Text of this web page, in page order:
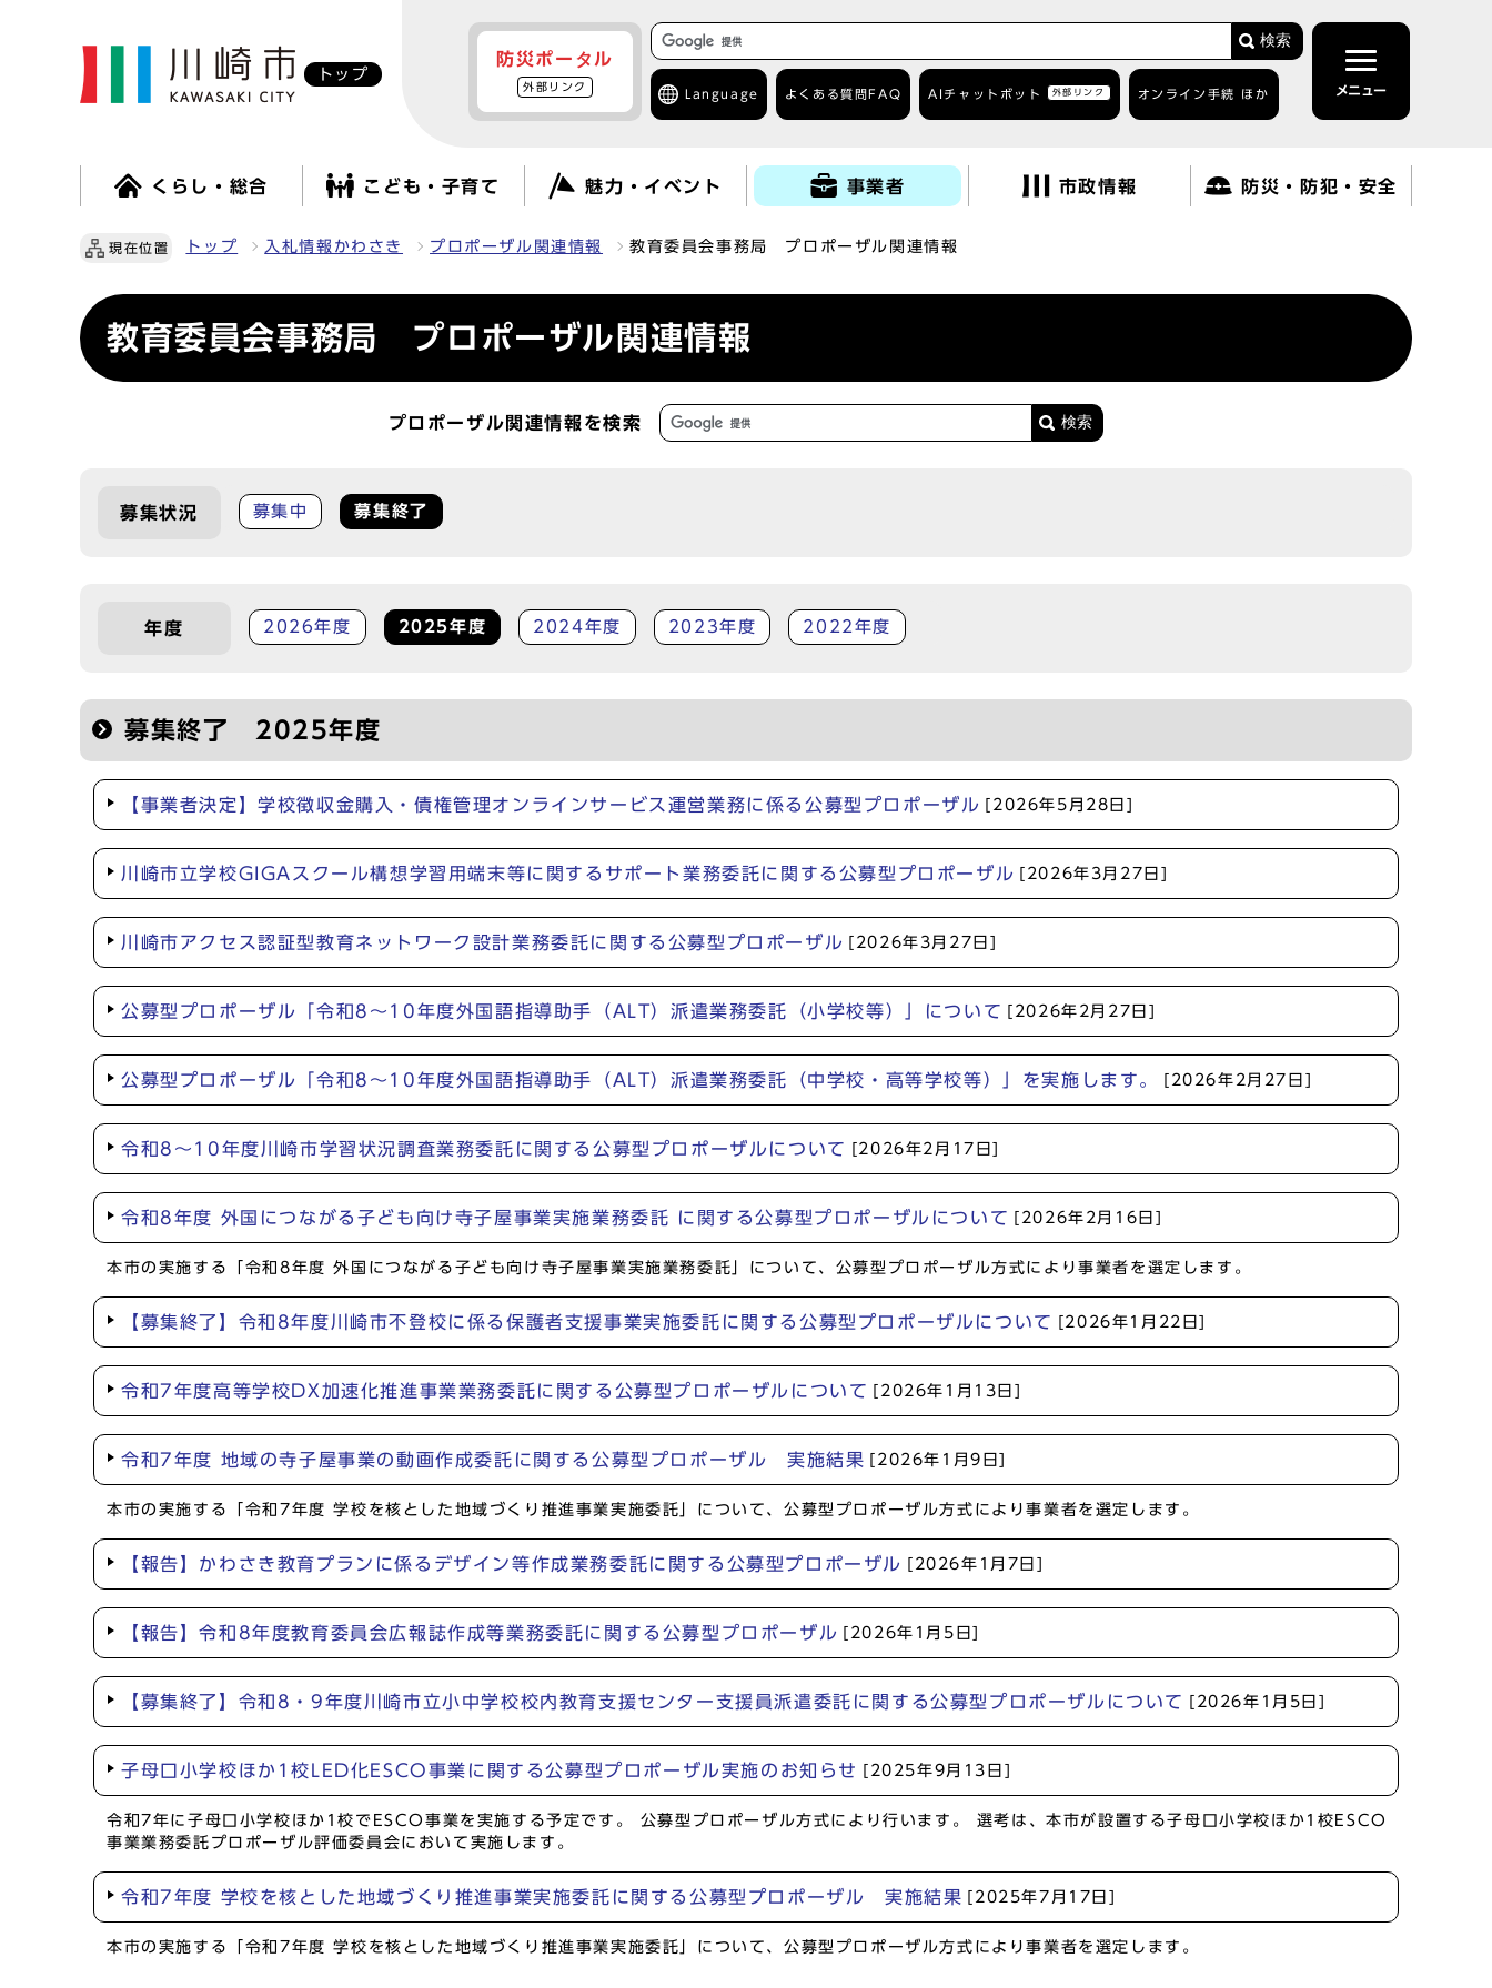
トップ
防災ポータル
外部リンク
検索
Language よくある質問 FAQ AIチャットボット 外部リンク オンライン手続 ほか メニュー
くらし・総合 こども・子育て 魅力・イベント 事業者 市政情報 防災・防犯・安全
現在位置 トップ 入札情報かわさき プロポーザル関連情報 教育委員会事務局 プロポーザル関連情報
教育委員会事務局 プロポーザル関連情報
プロポーザル関連情報を検索
募集状況 募集中 募集終了
年度 2026年度 2025年度 2024年度 2023年度 2022年度
募集終了 2025年度
【事業者決定】学校徴収金購入・債権管理オンラインサービス運営業務に係る公募型プロポーザル [2026年5月28日]
川崎市立学校GIGAスクール構想学習用端末等に関するサポート業務委託に関する公募型プロポーザル [2026年3月27日]
川崎市アクセス認証型教育ネットワーク設計業務委託に関する公募型プロポーザル [2026年3月27日]
公募型プロポーザル「令和8～10年度外国語指導助手（ALT）派遣業務委託（小学校等）」について [2026年2月27日]
公募型プロポーザル「令和8～10年度外国語指導助手（ALT）派遣業務委託（中学校・高等学校等）」を実施します。 [2026年2月27日]
令和8～10年度川崎市学習状況調査業務委託に関する公募型プロポーザルについて [2026年2月17日]
令和8年度 外国につながる子ども向け寺子屋事業実施業務委託 に関する公募型プロポーザルについて [2026年2月16日]
本市の実施する「令和8年度 外国につながる子ども向け寺子屋事業実施業務委託」について、公募型プロポーザル方式により事業者を選定します。
【募集終了】令和8年度川崎市不登校に係る保護者支援事業実施委託に関する公募型プロポーザルについて [2026年1月22日]
令和7年度高等学校DX加速化推進事業業務委託に関する公募型プロポーザルについて [2026年1月13日]
令和7年度 地域の寺子屋事業の動画作成委託に関する公募型プロポーザル 実施結果 [2026年1月9日]
本市の実施する「令和7年度 学校を核とした地域づくり推進事業実施委託」について、公募型プロポーザル方式により事業者を選定します。
【報告】かわさき教育プランに係るデザイン等作成業務委託に関する公募型プロポーザル [2026年1月7日]
【報告】令和8年度教育委員会広報誌作成等業務委託に関する公募型プロポーザル [2026年1月5日]
【募集終了】令和8・9年度川崎市立小中学校校内教育支援センター支援員派遣委託に関する公募型プロポーザルについて [2026年1月5日]
子母口小学校ほか1校LED化ESCO事業に関する公募型プロポーザル実施のお知らせ [2025年9月13日]
令和7年に子母口小学校ほか1校でESCO事業を実施する予定です。 公募型プロポーザル方式により行います。 選考は、本市が設置する子母口小学校ほか1校ESCO
事業業務委託プロポーザル評価委員会において実施します。
令和7年度 学校を核とした地域づくり推進事業実施委託に関する公募型プロポーザル 実施結果 [2025年7月17日]
本市の実施する「令和7年度 学校を核とした地域づくり推進事業実施委託」について、公募型プロポーザル方式により事業者を選定します。